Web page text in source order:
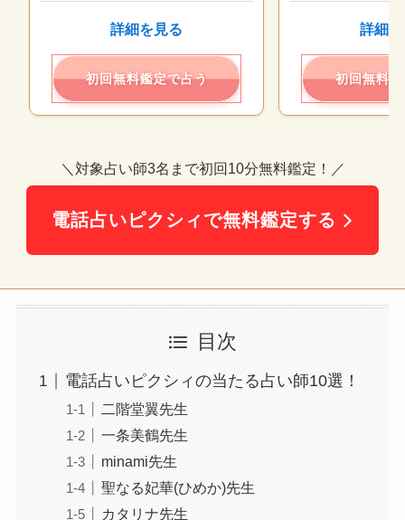
詳細を見る
初回無料鑑定で占う
詳細
初回無料
＼対象占い師3名まで初回10分無料鑑定！／
電話占いピクシィで無料鑑定する
目次
電話占いピクシィの当たる占い師10選！
二階堂翼先生
一条美鶴先生
minami先生
聖なる妃華(ひめか)先生
カタリナ先生